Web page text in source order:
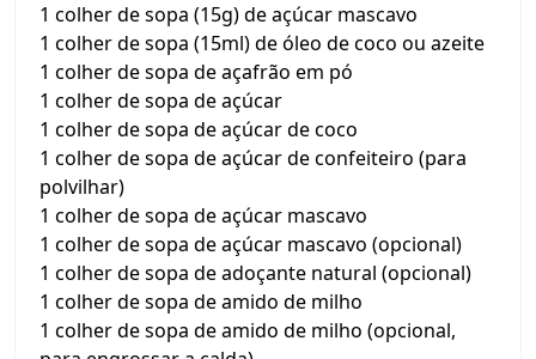
1 colher de sopa (15g) de açúcar mascavo
1 colher de sopa (15ml) de óleo de coco ou azeite
1 colher de sopa de açafrão em pó
1 colher de sopa de açúcar
1 colher de sopa de açúcar de coco
1 colher de sopa de açúcar de confeiteiro (para
polvilhar)
1 colher de sopa de açúcar mascavo
1 colher de sopa de açúcar mascavo (opcional)
1 colher de sopa de adoçante natural (opcional)
1 colher de sopa de amido de milho
1 colher de sopa de amido de milho (opcional,